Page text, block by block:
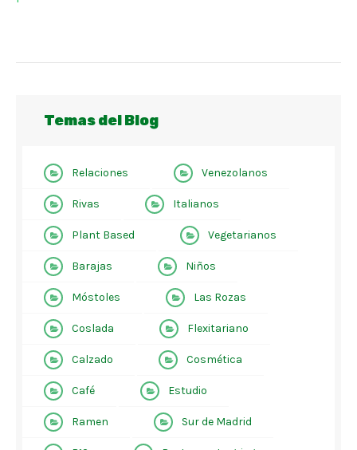
Temas del Blog
Relaciones Venezolanos
Rivas Italianos
Plant Based Vegetarianos
Barajas Niños
Móstoles Las Rozas
Coslada Flexitariano
Calzado Cosmética
Café Estudio
Ramen Sur de Madrid